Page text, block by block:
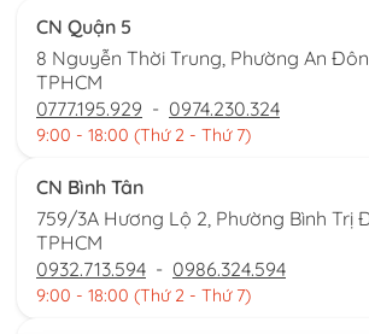
CN Quận 5
8 Nguyễn Thời Trung, Phường An
TPHCM
0777.195.929 - 0974.230.324
9:00 - 18:00 (Thứ 2 - Thứ 7)
CN Bình Tân
759/3A Hương Lộ 2, Phường Bình Trị
TPHCM
0932.713.594 - 0986.324.594
9:00 - 18:00 (Thứ 2 - Thứ 7)